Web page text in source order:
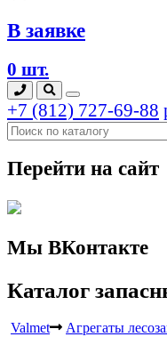
В заявке
0 шт.
+7 (812) 727-69-88
Перейти на сайт
Мы ВКонтакте
Каталог
Valmet Агрегаты